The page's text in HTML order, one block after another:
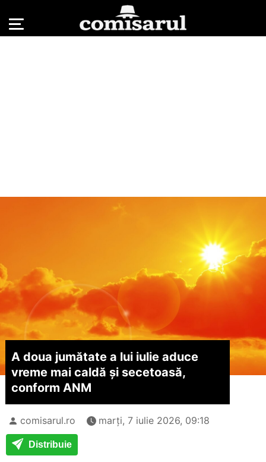
A doua jumătate a lui iulie aduce
vreme mai caldă și secetoasă,
conform ANM
comisarul.ro marți, 7 iulie 2026, 09:18
Distribuie